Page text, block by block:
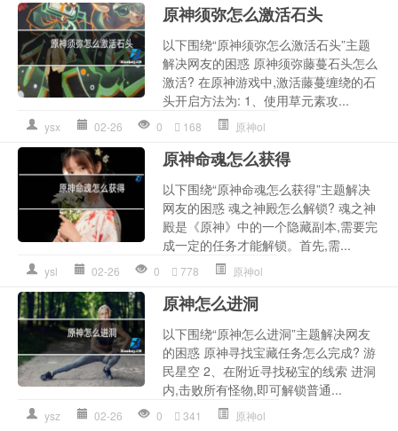
原神须弥怎么激活石头
以下围绕“原神须弥怎么激活石头”主题
解决网友的困惑 原神须弥藤蔓石头怎么
激活? 在原神游戏中,激活藤蔓缠绕的石
头开启方法为: 1、使用草元素攻...
ysx 02-26 0 168 原神ol
原神命魂怎么获得
以下围绕“原神命魂怎么获得”主题解决
网友的困惑 魂之神殿怎么解锁? 魂之神
殿是《原神》中的一个隐藏副本,需要完
成一定的任务才能解锁。首先,需...
ysl 02-26 0 778 原神ol
原神怎么进洞
以下围绕“原神怎么进洞”主题解决网友
的困惑 原神寻找宝藏任务怎么完成? 游
民星空 2、在附近寻找秘宝的线索 进洞
内,击败所有怪物,即可解锁普通...
ysz 02-26 0 341 原神ol